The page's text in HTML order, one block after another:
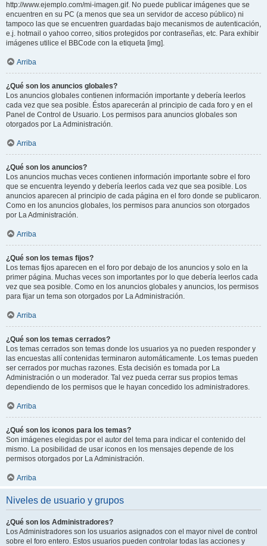
http://www.ejemplo.com/mi-imagen.gif. No puede publicar imágenes que se
encuentren en su PC (a menos que sea un servidor de acceso público) ni
tampoco las que se encuentren guardadas bajo mecanismos de autenticación,
e.j. hotmail o yahoo correo, sitios protegidos por contraseñas, etc. Para exhibir
imágenes utilice el BBCode con la etiqueta [img].
Arriba
¿Qué son los anuncios globales?
Los anuncios globales contienen información importante y debería leerlos
cada vez que sea posible. Éstos aparecerán al principio de cada foro y en el
Panel de Control de Usuario. Los permisos para anuncios globales son
otorgados por La Administración.
Arriba
¿Qué son los anuncios?
Los anuncios muchas veces contienen información importante sobre el foro
que se encuentra leyendo y debería leerlos cada vez que sea posible. Los
anuncios aparecen al principio de cada página en el foro donde se publicaron.
Como en los anuncios globales, los permisos para anuncios son otorgados
por La Administración.
Arriba
¿Qué son los temas fijos?
Los temas fijos aparecen en el foro por debajo de los anuncios y solo en la
primer página. Muchas veces son importantes por lo que debería leerlos cada
vez que sea posible. Como en los anuncios globales y anuncios, los permisos
para fijar un tema son otorgados por La Administración.
Arriba
¿Qué son los temas cerrados?
Los temas cerrados son temas donde los usuarios ya no pueden responder y
las encuestas allí contenidas terminaron automáticamente. Los temas pueden
ser cerrados por muchas razones. Esta decisión es tomada por La
Administración o un moderador. Tal vez pueda cerrar sus propios temas
dependiendo de los permisos que le hayan concedido los administradores.
Arriba
¿Qué son los iconos para los temas?
Son imágenes elegidas por el autor del tema para indicar el contenido del
mismo. La posibilidad de usar iconos en los mensajes depende de los
permisos otorgados por La Administración.
Arriba
Niveles de usuario y grupos
¿Qué son los Administradores?
Los Administradores son los usuarios asignados con el mayor nivel de control
sobre el foro entero. Estos usuarios pueden controlar todas las acciones y